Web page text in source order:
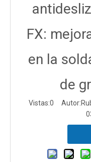
FX:
en la
de
Vistas:0